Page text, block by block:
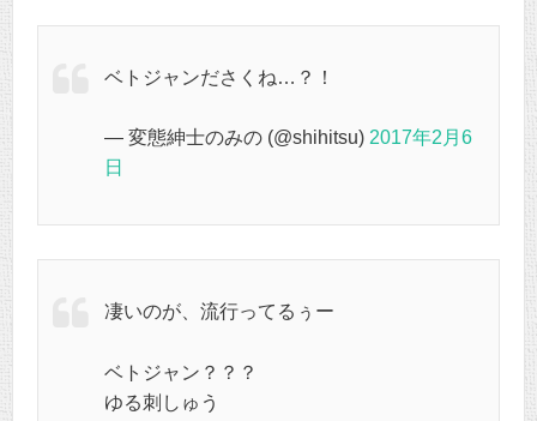
ベトジャンださくね…？！
— 変態紳士のみの (@shihitsu) 2017年2月6
日
凄いのが、流行ってるぅー
ベトジャン？？？
ゆる刺しゅう